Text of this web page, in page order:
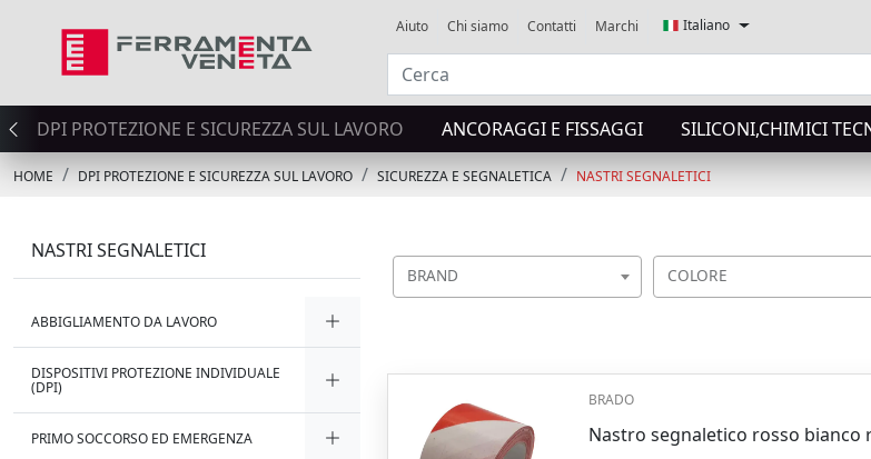
Aiuto Chi siamo Contatti Marchi Italiano
DPI PROTEZIONE E SICUREZZA SUL LAVORO ANCORAGGI E FISSAGGI SILICONI,CHIMICI
HOME DPI PROTEZIONE E SICUREZZA SUL LAVORO SICUREZZA E SEGNALETICA NASTRI SEGNALETICI
NASTRI SEGNALETICI
ABBIGLIAMENTO DA LAVORO
DISPOSITIVI PROTEZIONE INDIVIDUALE
(DPI)
PRIMO SOCCORSO ED EMERGENZA
BRAND COLORE
BRADO
Nastro segnaletico rosso bianco